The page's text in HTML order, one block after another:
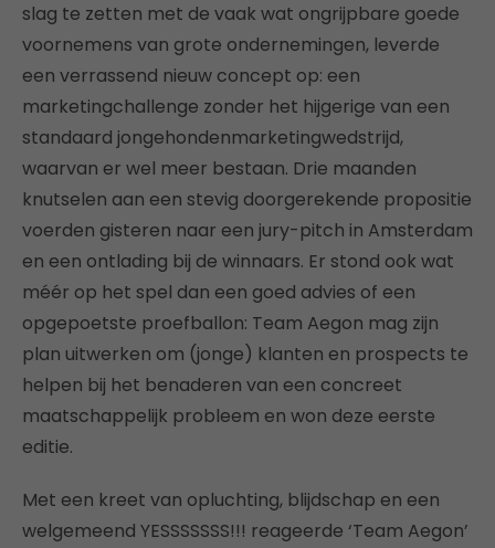
slag te zetten met de vaak wat ongrijpbare goede
voornemens van grote ondernemingen, leverde
een verrassend nieuw concept op: een
marketingchallenge zonder het hijgerige van een
standaard jongehondenmarketingwedstrijd,
waarvan er wel meer bestaan. Drie maanden
knutselen aan een stevig doorgerekende propositie
voerden gisteren naar een jury-pitch in Amsterdam
en een ontlading bij de winnaars. Er stond ook wat
méér op het spel dan een goed advies of een
opgepoetste proefballon: Team Aegon mag zijn
plan uitwerken om (jonge) klanten en prospects te
helpen bij het benaderen van een concreet
maatschappelijk probleem en won deze eerste
editie.
Met een kreet van opluchting, blijdschap en een
welgemeend YESSSSSSS!!! reageerde ‘Team Aegon’